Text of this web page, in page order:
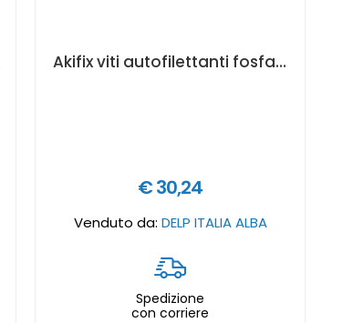
Akifix viti autofilettanti fosfatate nere autoperforante ø3,5 x 55 mm - 1000 pz. Art. NF60004
€ 30,24
Venduto da: DELP ITALIA ALBA
Spedizione
con corriere